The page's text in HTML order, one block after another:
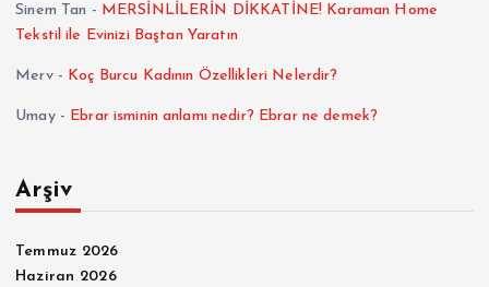
Sinem Tan - MERSİNLİLERİN DİKKATİNE! Karaman Home
Tekstil ile Evinizi Baştan Yaratın
Merv- Koç Burcu Kadının Özellikleri Nelerdir?
Umay- Ebrar isminin anlamı nedir? Ebrar ne demek?
Arşiv
Temmuz 2026
Haziran 2026